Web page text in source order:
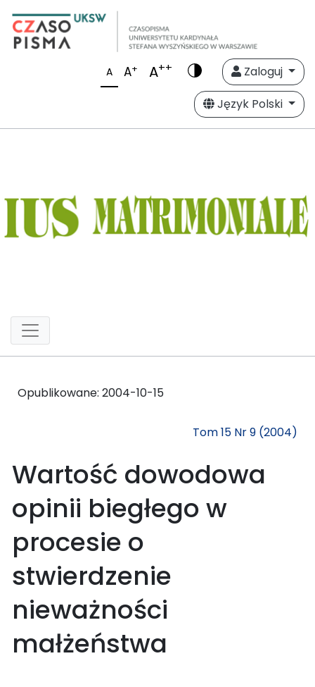
A A+ A++
Zaloguj
Język Polski
Opublikowane: 2004-10-15
Tom 15 Nr 9 (2004)
Wartość dowodowa
opinii biegłego w
procesie o
stwierdzenie
nieważności
małżeństwa